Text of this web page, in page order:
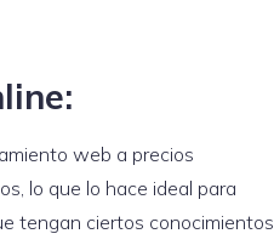
web a precios
lo que lo hace ideal para
tengan ciertos conocimientos